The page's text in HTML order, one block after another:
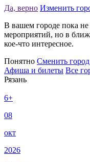
Да, верно Изменить
В вашем городе пока не
мероприятий, но в
кое-что интересное.
Понятно Сменить город
Афиша и билеты Все
Рязань
6+
08
окт
2026